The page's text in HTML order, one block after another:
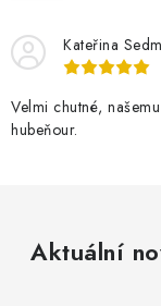
Kateřina
Velmi chutné,
hubeňour.
Aktuální